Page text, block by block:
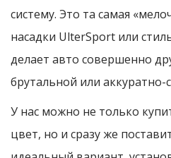
систему. Это та самая
насадки UlterSport или
делает авто совершенно
брутальной или аккуратно-
У нас можно не только
цвет, но и сразу же